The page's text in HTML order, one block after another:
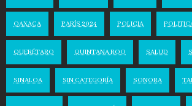
OAXACA PARÍS 2024 POLICIA
QUERÉTARO QUINTANA ROO SALUD
SINALOA SIN CATEGORÍA SONORA